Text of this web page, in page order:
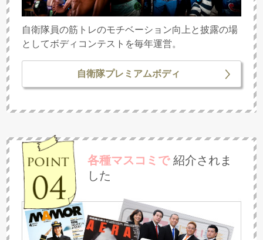
自衛隊員の筋トレのモチベーション向上と披露の場
としてボディコンテストを毎年運営。
自衛隊プレミアムボディ
各種マスコミで紹介されま
した